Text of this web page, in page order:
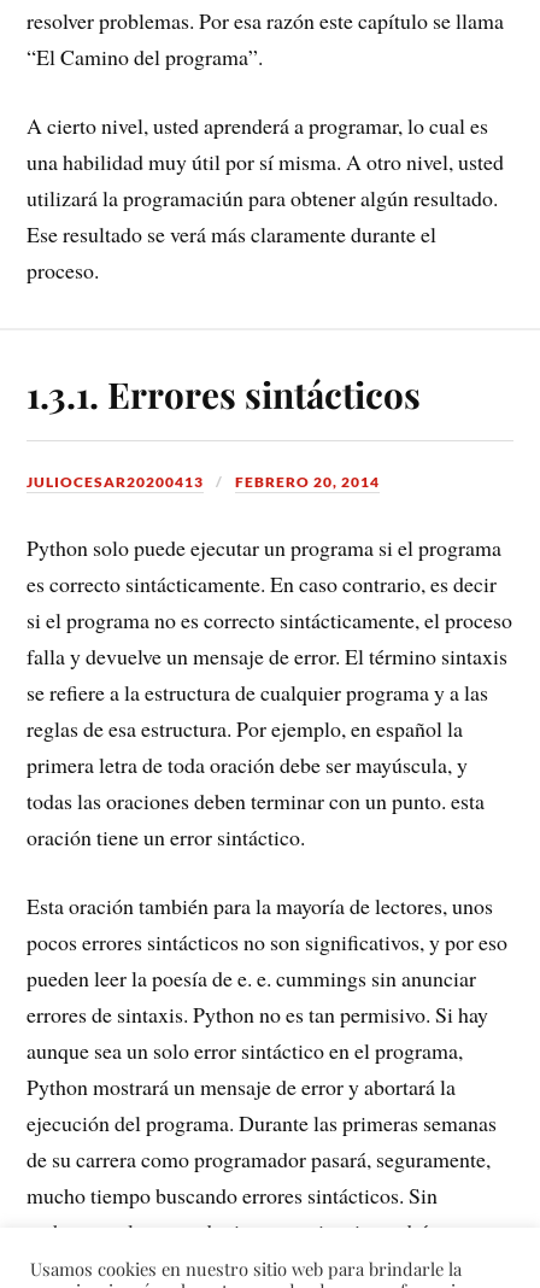
resolver problemas. Por esa razón este capítulo se llama
“El Camino del programa”.
A cierto nivel, usted aprenderá a programar, lo cual es
una habilidad muy útil por sí misma. A otro nivel, usted
utilizará la programaciún para obtener algún resultado.
Ese resultado se verá más claramente durante el
proceso.
1.3.1. Errores sintácticos
JULIOCESAR20200413 FEBRERO 20, 2014
Python solo puede ejecutar un programa si el programa
es correcto sintácticamente. En caso contrario, es decir
si el programa no es correcto sintácticamente, el proceso
falla y devuelve un mensaje de error. El término sintaxis
se refiere a la estructura de cualquier programa y a las
reglas de esa estructura. Por ejemplo, en español la
primera letra de toda oración debe ser mayúscula, y
todas las oraciones deben terminar con un punto. esta
oración tiene un error sintáctico.
Esta oración también para la mayoría de lectores, unos
pocos errores sintácticos no son significativos, y por eso
pueden leer la poesía de e. e. cummings sin anunciar
errores de sintaxis. Python no es tan permisivo. Si hay
aunque sea un solo error sintáctico en el programa,
Python mostrará un mensaje de error y abortará la
ejecución del programa. Durante las primeras semanas
de su carrera como programador pasará, seguramente,
mucho tiempo buscando errores sintácticos. Sin
embargo, tal como adquiera experiencia tendrá menos
errores y los encontrará mas rápido.
Usamos cookies en nuestro sitio web para brindarle la